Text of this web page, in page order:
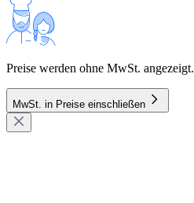
Preise werden ohne MwSt. angezeigt.
MwSt. in Preise einschließen